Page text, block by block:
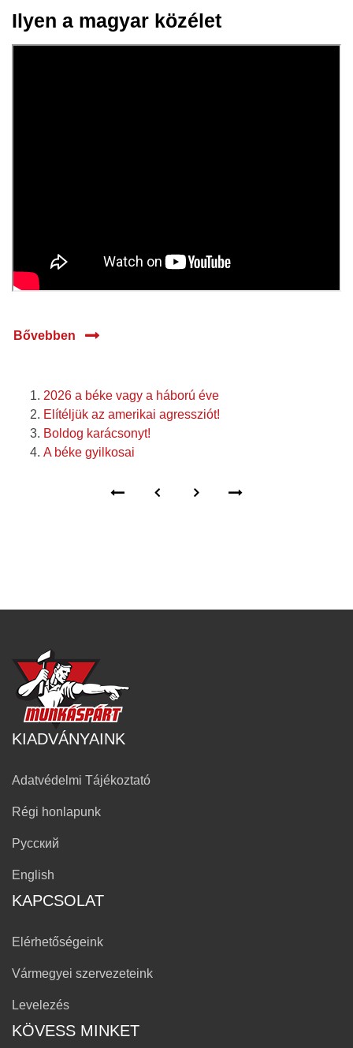
15 jan.
Ilyen a magyar közélet
Bővebben
2026 a béke vagy a háború éve
Elítéljük az amerikai agressziót!
Boldog karácsonyt!
A béke gyilkosai
KIADVÁNYAINK
Adatvédelmi Tájékoztató
Régi honlapunk
Русский
English
KAPCSOLAT
Elérhetőségeink
Vármegyei szervezeteink
Levelezés
KÖVESS MINKET